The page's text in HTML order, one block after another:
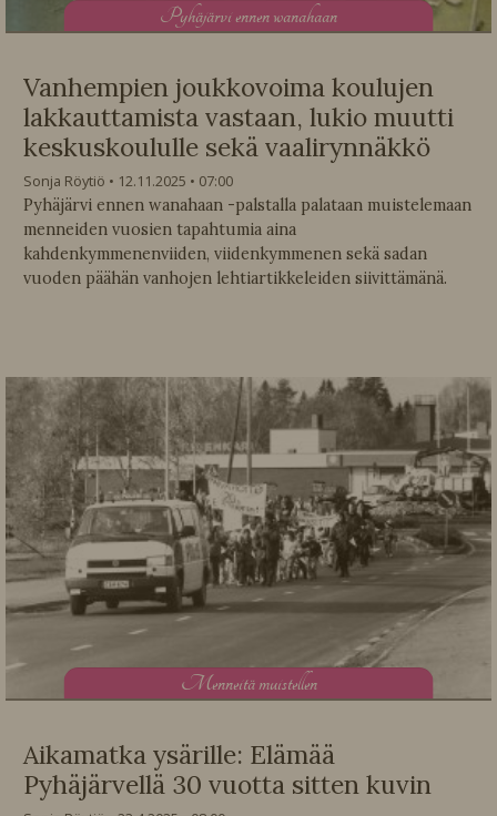
Pyhäjärvi ennen wanahaan
Vanhempien joukkovoima koulujen
lakkauttamista vastaan, lukio muutti
keskuskoululle sekä vaalirynnäkkö
Sonja Röytiö 12.11.2025
07:00
Pyhäjärvi ennen wanahaan -palstalla palataan muistelemaan
menneiden vuosien tapahtumia aina
kahdenkymmenenviiden, viidenkymmenen sekä sadan
vuoden päähän vanhojen lehtiartikkeleiden siivittämänä.
Menneitä muistellen
Aikamatka ysärille: Elämää
Pyhäjärvellä 30 vuotta sitten kuvin